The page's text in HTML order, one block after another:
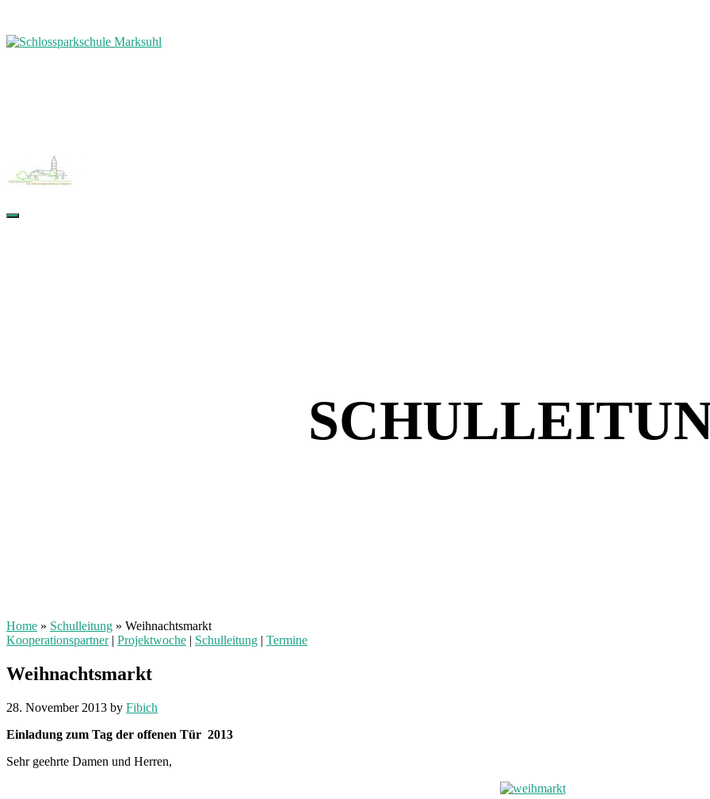
Home » Schulleitung » Weihnachtsmarkt
Kooperationspartner| Projektwoche | Schulleitung | Termine
Weihnachtsmarkt
28. November 2013 by Fibich
Einladung zum Tag der offenen Tür 2013
Sehr geehrte Damen und Herren,